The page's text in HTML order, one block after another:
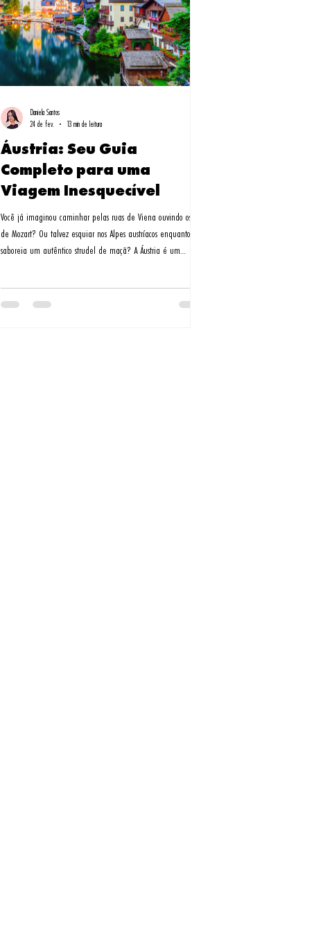
Áustria: Seu Guia
Completo para uma
Viagem Inesquecível
Você já imaginou caminhar pelas ruas de Viena ouvindo os ecos
de Mozart? Ou talvez esquiar nos Alpes austríacos enquanto
saboreia um autêntico strudel de maçã? A Áustria é um
em roteiros turísticos para a Áustria, a Milessis Operadora
Daniela Santos
24 de fev.
13 min de leitura